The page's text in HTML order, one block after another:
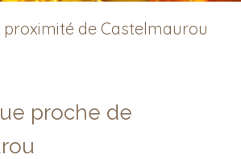
de Castelmaurou
proche de